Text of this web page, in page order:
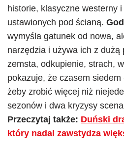
historie, klasyczne westerny
ustawionych pod ścianą.
wymyśla gatunek od nowa,
narzędzia i używa ich z dużą
zemsta, odkupienie, strach,
pokazuje, że czasem
żeby zrobić więcej niż
sezonów i dwa kryzysy
Przeczytaj także: Duński
który nadal zawstydza